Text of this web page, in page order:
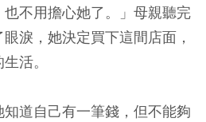
也不用擔心她了。」母親聽完
淚，她決定買下這間店面，
活。
道自己有一筆錢，但不能夠